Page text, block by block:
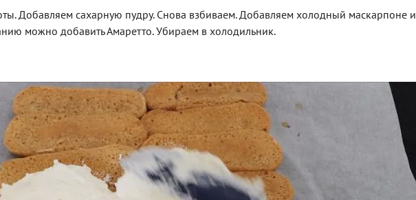
Добавляем сахарную пудру. Снова взбиваем. Добавляем холодный маскарпоне и
можно добавить Амаретто. Убираем в холодильник.